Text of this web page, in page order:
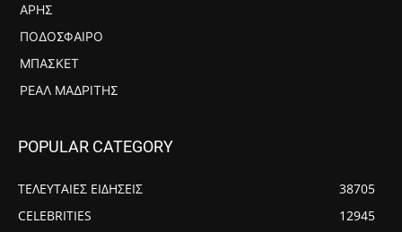
ΆΡΗΣ
ΠΟΔΌΣΦΑΙΡΟ
ΜΠΆΣΚΕΤ
ΡΕΆΛ ΜΑΔΡΊΤΗΣ
POPULAR CATEGORY
ΤΕΛΕΥΤΑΙΕΣ ΕΙΔΗΣΕΙΣ
38705
CELEBRITIES
12945